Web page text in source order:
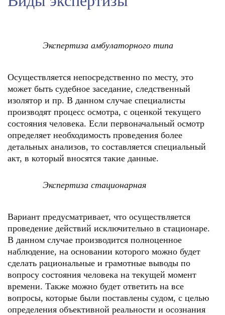
Экспертиза амбулаторного типа
Осуществляется непосредственно по месту, это
может быть судебное заседание, следственный
изолятор и пр. В данном случае специалисты
производят процесс осмотра, с оценкой текущего
состояния человека. Если первоначальный осмотр
определяет необходимость проведения более
детальных анализов, то составляется специальный
акт, в который вносятся такие данные.
Экспертиза стационарная
Вариант предусматривает, что осуществляется
проведение действий исключительно в стационаре.
В данном случае производится полноценное
наблюдение, на основании которого можно будет
сделать рациональные и грамотные выводы по
вопросу состояния человека на текущей момент
времени. Также можно будет ответить на все
вопросы, которые были поставлены судом, с целью
определения объективной реальности и осознания